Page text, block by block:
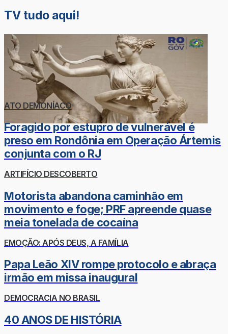
TV tudo aqui!
ATO DEMONÍACO
Foragido por estupro de vulnerável é
preso em Rondônia em Operação Ártemis
conjunta com o RJ
ARTIFÍCIO DESCOBERTO
Motorista abandona caminhão em
movimento e foge; PRF apreende quase
meia tonelada de cocaína
EMOÇÃO: APÓS DEUS, A FAMÍLIA
Papa Leão XIV rompe protocolo e abraça
irmão em missa inaugural
DEMOCRACIA NO BRASIL
40 ANOS DE HISTÓRIA